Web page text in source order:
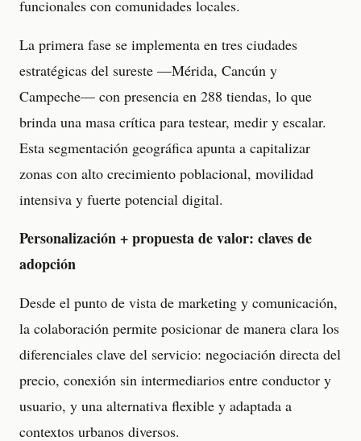
funcionales con comunidades locales.
La primera fase se implementa en tres ciudades
estratégicas del sureste —Mérida, Cancún y
Campeche— con presencia en 288 tiendas, lo que
brinda una masa crítica para testear, medir y escalar.
Esta segmentación geográfica apunta a capitalizar
zonas con alto crecimiento poblacional, movilidad
intensiva y fuerte potencial digital.
Personalización + propuesta de valor: claves de
adopción
Desde el punto de vista de marketing y comunicación,
la colaboración permite posicionar de manera clara los
diferenciales clave del servicio: negociación directa del
precio, conexión sin intermediarios entre conductor y
usuario, y una alternativa flexible y adaptada a
contextos urbanos diversos.